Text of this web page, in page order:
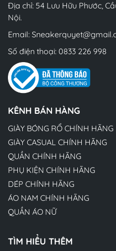
Địa chỉ: 54 Lưu Hữu Phước,
Nội.
Email:
Số điện thoại: 0833 226 998
KÊNH BÁN HÀNG
GIÀY BÓNG RỔ CHÍNH HÃNG
GIÀY CASUAL CHÍNH HÃNG
QUẦN CHÍNH HÃNG
PHỤ KIỆN CHÍNH HÃNG
DÉP CHÍNH HÃNG
ÁO NAM CHÍNH HÃNG
QUẦN ÁO NỮ
TÌM HIỂU THÊM